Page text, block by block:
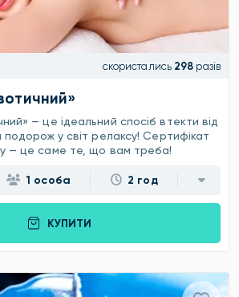
скористались 298 разів
— це ідеальний спосіб втекти від
подорож у світ релаксу! Сертифікат
— це саме те, що вам треба!
1 особа 2 год
КУПИТИ